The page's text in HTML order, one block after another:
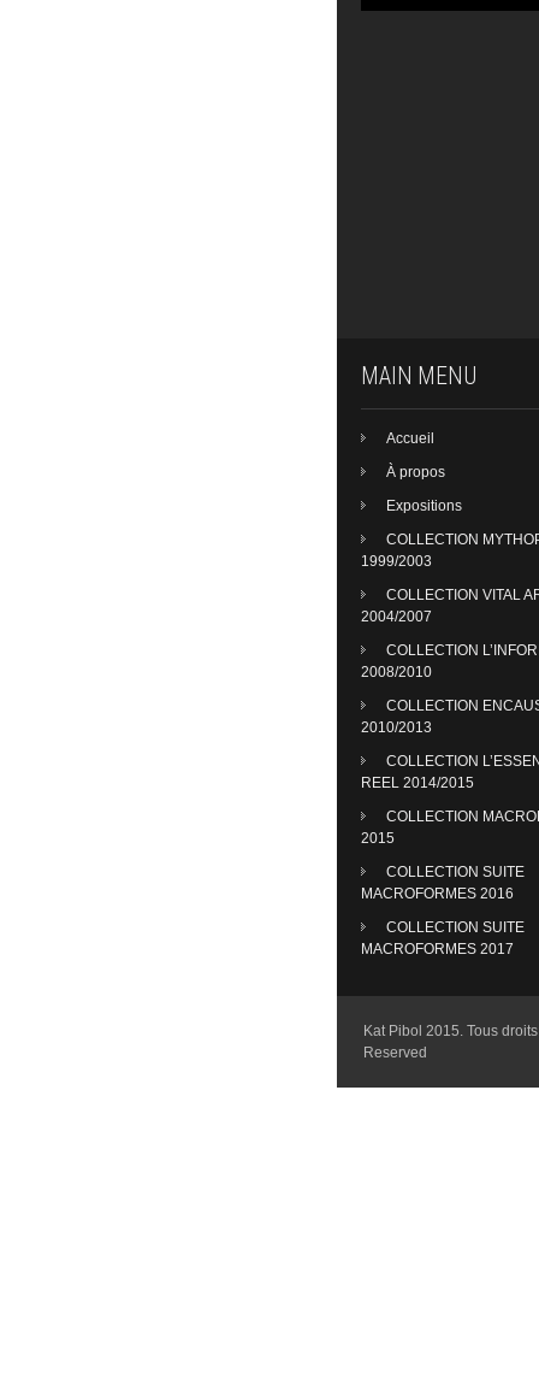
MAIN MENU
Accueil
À propos
Expositions
COLLECTION
1999/2003
COLLECTION VITAL
2004/2007
COLLECTION
2008/2010
COLLECTION
2010/2013
COLLECTION
REEL 2014/2015
COLLECTION
2015
COLLECTION SUITE
MACROFORMES 2016
COLLECTION SUITE
MACROFORMES 2017
Kat Pibol 2015. Tous
Reserved